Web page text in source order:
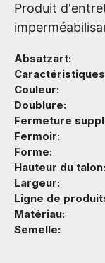
Produit
Absatzart:
Couleur:
Doublure:
Fermeture
Fermoir:
Forme:
Hauteur du talon:
Largeur:
Ligne de
Matériau:
Semelle: